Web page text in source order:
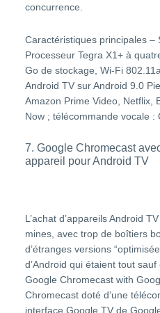
concurrence.
Caractéristiques principales –
Processeur Tegra X1+ à
Go de stockage, Wi-Fi
Android TV sur Android 9.0
Amazon Prime Video, Netflix,
Now ; télécommande vocale :
7. Google Chromecast
appareil pour Android TV
L’achat d’appareils Android
mines, avec trop de boîtiers
d’étranges versions
d’Android qui étaient tout
Google Chromecast with
Chromecast doté d’une
interface Google TV de